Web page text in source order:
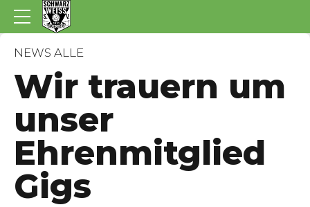
NEWS ALLE
Wir trauern um
unser
Ehrenmitglied
Gigs